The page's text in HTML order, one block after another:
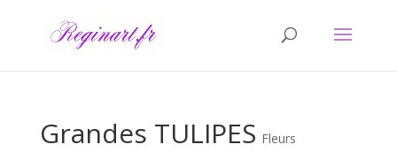
Grandes TULIPES Fleurs